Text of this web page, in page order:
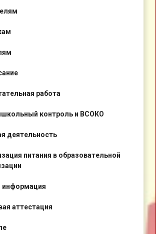
работа
контроль и ВСОКО
деятельность
питания в образовательной
аттестация